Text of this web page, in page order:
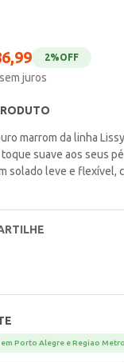
,99 2%OFF
sem juros
marrom da linha
suave aos seus
solado leve e flexível,
Soft Touch, para
produzidos em couro,
conforto, maciez,
ser ainda mais
macias, de forma suave
existem alguns cremes
aparência do couro.
em Porto Alegre e Regiao